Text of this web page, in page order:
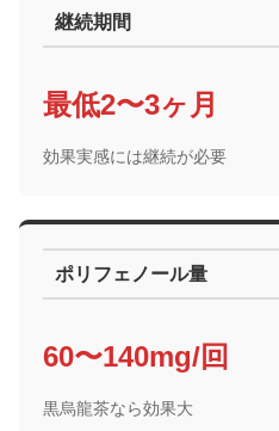
継続期間
最低2〜3ヶ月
効果実感には継続が必要
ポリフェノール量
60〜140mg/回
黒烏龍茶なら効果大